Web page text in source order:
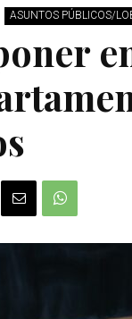
ASUNTOS PÚBLICOS/